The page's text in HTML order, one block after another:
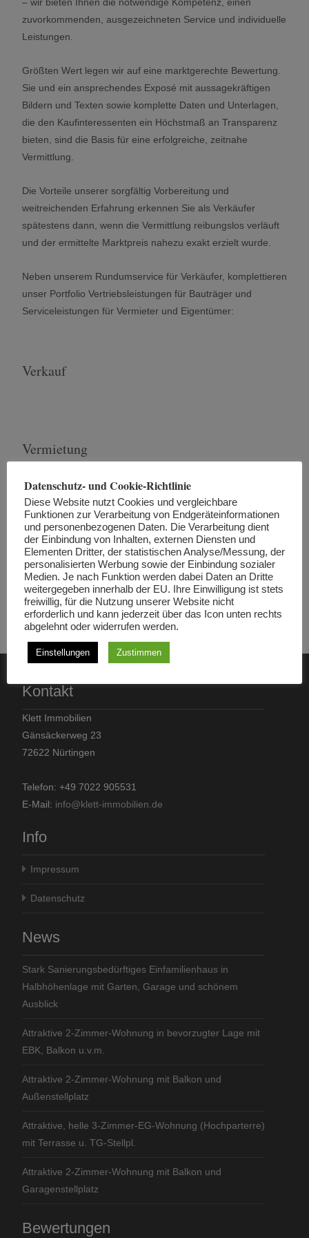
zuvorkommenden, ausgezeichneten Service und individuelle
Leistungen.
Größten Wert legen wir auf eine marktgerechte Bewertung.
Sie und ein ansprechendes Exposé mit aussagekräftigen
Bildern und Texten sowie komplette Daten und Unterlagen,
die den Kaufinteressenten ein Höchstmaß an Transparenz
bieten, sind die Basis für eine erfolgreiche, zeitnahe
Vermittlung.
Die Vorteile unserer sorgfältig Vorbereitung und
weitreichenden Erfahrung erkennen Sie als Verkäufer
spätestens dann, wenn die Vermittlung reibungslos verläuft
und der ermittelte Marktpreis nahezu exakt erzielt wurde.
Neben unserem Rundumservice für Verkäufer, komplettieren
unser Portfolio Vertriebsleistungen für Bauträger und
Serviceleistungen für Vermieter und Eigentümer:
Verkauf
Vermietung
Vertrieb
Kontakt
Klett Immobilien
Gänsäckerweg 23
72622 Nürtingen
Telefon: +49 7022 905531
E-Mail: info@klett-immobilien.de
Info
Impressum
Datenschutz
News
Stark Sanierungsbedürftiges Einfamilienhaus in
Halbhöhenlage mit Garten, Garage und schönem
Ausblick
Attraktive 2-Zimmer-Wohnung in bevorzugter Lage mit
EBK, Balkon u.v.m.
Attraktive 2-Zimmer-Wohnung mit Balkon und
Außenstellplatz
Attraktive, helle 3-Zimmer-EG-Wohnung (Hochparterre)
mit Terrasse u. TG-Stellpl.
Attraktive 2-Zimmer-Wohnung mit Balkon und
Garagenstellplatz
Bewertungen
Datenschutz- und Cookie-Richtlinie
Diese Website nutzt Cookies und vergleichbare
Funktionen zur Verarbeitung von Endgeräteinformationen
und personenbezogenen Daten. Die Verarbeitung dient
der Einbindung von Inhalten, externen Diensten und
Elementen Dritter, der statistischen Analyse/Messung, der
personalisierten Werbung sowie der Einbindung sozialer
Medien. Je nach Funktion werden dabei Daten an Dritte
weitergegeben innerhalb der EU. Ihre Einwilligung ist stets
freiwillig, für die Nutzung unserer Website nicht
erforderlich und kann jederzeit über das Icon unten rechts
abgelehnt oder widerrufen werden.
Einstellungen Zustimmen